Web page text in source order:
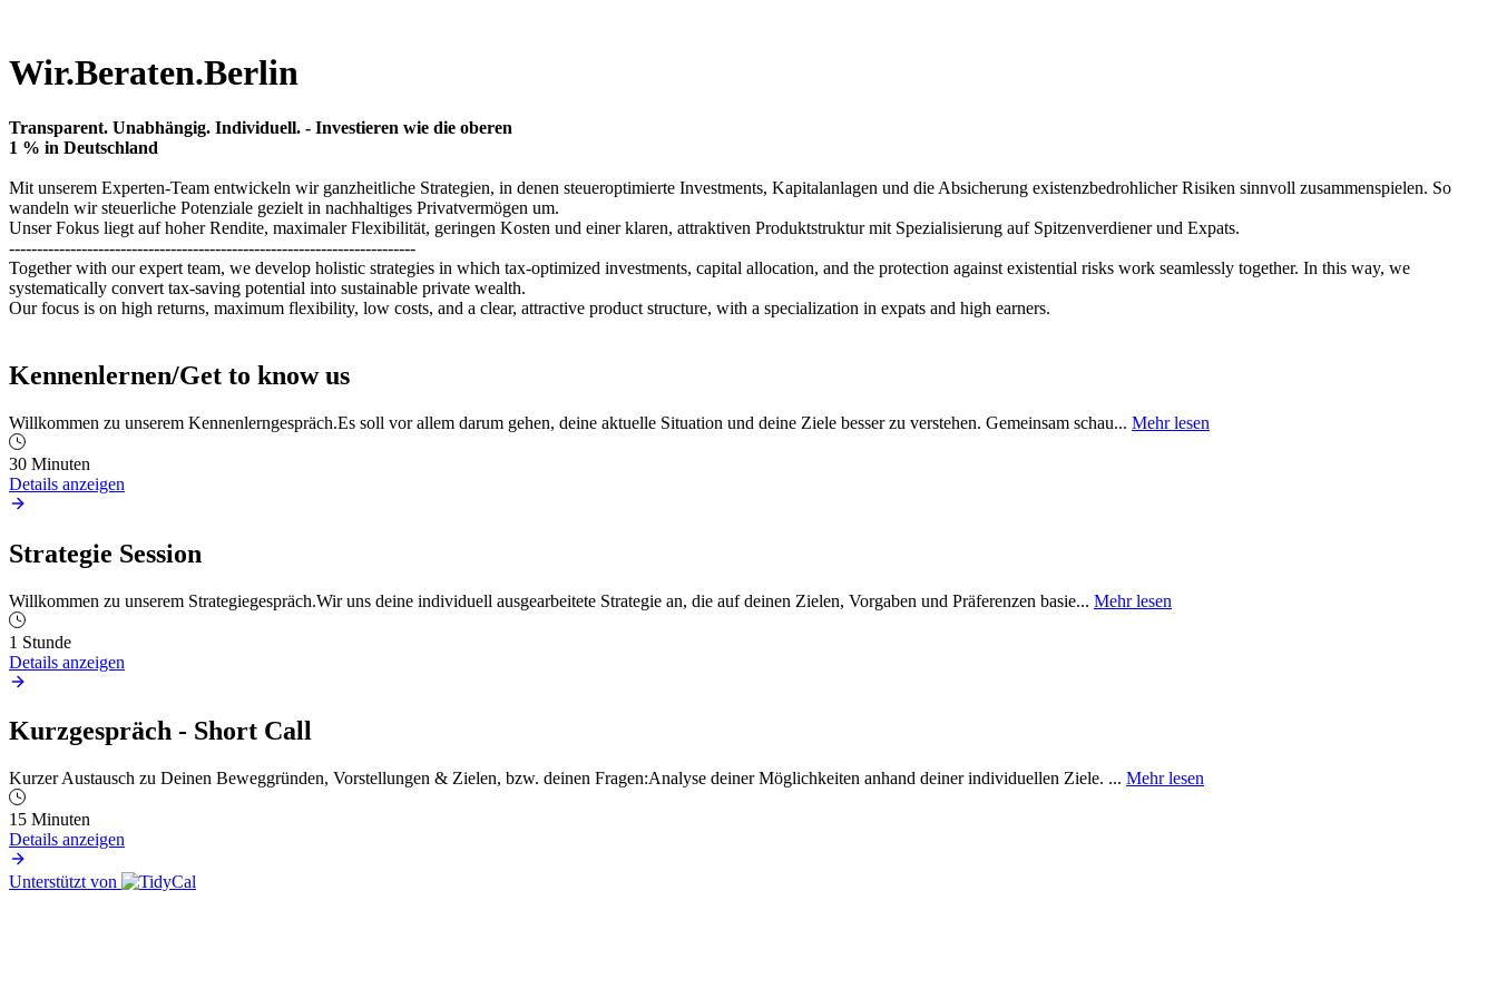
Wir.Beraten.Berlin
Transparent. Unabhängig. Individuell. - Investieren wie die oberen
1 % in Deutschland
Mit unserem Experten-Team entwickeln wir ganzheitliche Strategien, in denen steueroptimierte Investments, Kapitalanlagen und die Absicherung existenzbedrohlicher Risiken sinnvoll zusammenspielen. So
wandeln wir steuerliche Potenziale gezielt in nachhaltiges Privatvermögen um.
Unser Fokus liegt auf hoher Rendite, maximaler Flexibilität, geringen Kosten und einer klaren, attraktiven Produktstruktur mit Spezialisierung auf Spitzenverdiener und Expats.
-------------------------------------------------------------------------
Together with our expert team, we develop holistic strategies in which tax-optimized investments, capital allocation, and the protection against existential risks work seamlessly together. In this way, we
systematically convert tax-saving potential into sustainable private wealth.
Our focus is on high returns, maximum flexibility, low costs, and a clear, attractive product structure, with a specialization in expats and high earners.
Kennenlernen/Get to know us
Willkommen zu unserem Kennenlerngespräch.Es soll vor allem darum gehen, deine aktuelle Situation und deine Ziele besser zu verstehen. Gemeinsam schau... Mehr lesen
30 Minuten
Details anzeigen
Strategie Session
Willkommen zu unserem Strategiegespräch.Wir uns deine individuell ausgearbeitete Strategie an, die auf deinen Zielen, Vorgaben und Präferenzen basie... Mehr lesen
1 Stunde
Details anzeigen
Kurzgespräch - Short Call
Kurzer Austausch zu Deinen Beweggründen, Vorstellungen & Zielen, bzw. deinen Fragen:Analyse deiner Möglichkeiten anhand deiner individuellen Ziele. ... Mehr lesen
15 Minuten
Details anzeigen
Unterstützt von